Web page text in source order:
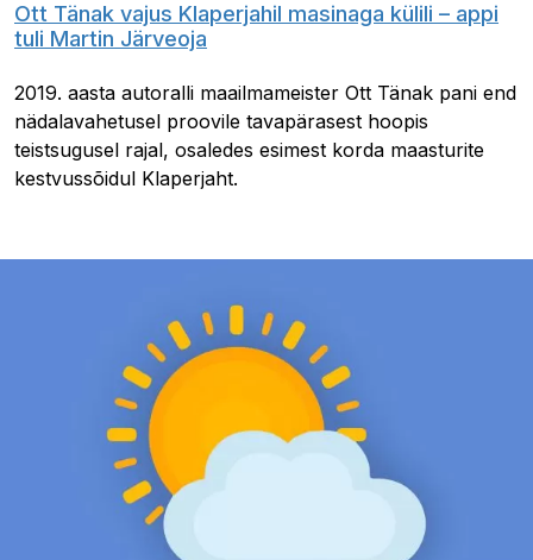
Ott Tänak vajus Klaperjahil masinaga külili – appi
tuli Martin Järveoja
2019. aasta autoralli maailmameister Ott Tänak pani end
nädalavahetusel proovile tavapärasest hoopis
teistsugusel rajal, osaledes esimest korda maasturite
kestvussõidul Klaperjaht.